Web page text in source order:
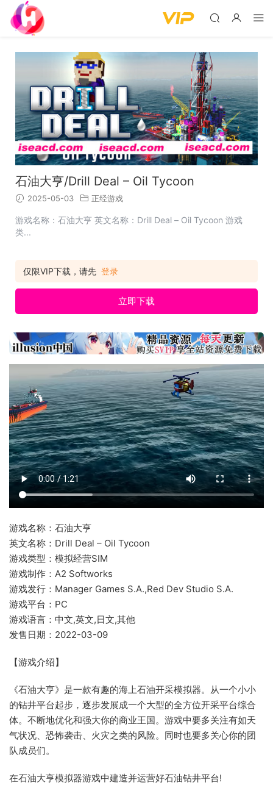
石油大亨/Drill Deal – Oil Tycoon
2025-05-03 正经游戏
游戏名称：石油大亨 英文名称：Drill Deal – Oil Tycoon 游戏
类...
仅限VIP下载，请先 登录
立即下载
游戏名称：石油大亨
英文名称：Drill Deal – Oil Tycoon
游戏类型：模拟经营SIM
游戏制作：A2 Softworks
游戏发行：Manager Games S.A.,Red Dev Studio S.A.
游戏平台：PC
游戏语言：中文,英文,日文,其他
发售日期：2022-03-09
【游戏介绍】
《石油大亨》是一款有趣的海上石油开采模拟器。从一个小小
的钻井平台起步，逐步发展成一个大型的全方位开采平台综合
体。不断地优化和强大你的商业王国。游戏中要多关注有如天
气状况、恐怖袭击、火灾之类的风险。同时也要多关心你的团
队成员们。
在石油大亨模拟器游戏中建造并运营好石油钻井平台!